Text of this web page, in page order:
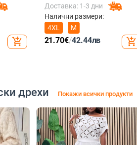
add_shopping_cart
Доставка: 1-3 дни
Налични размери:
4XL
M
21.70€/42.44лв add_shopping_cart
дрехи Покажи всички продукти